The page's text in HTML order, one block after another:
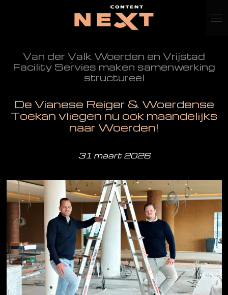
hoofdinhoud
Van der Valk Woerden en Vrijstad
Facility Servies maken samenwerking
structureel
De Vianese Reiger & Woerdense
Toekan vliegen nu ook maandelijks
naar Woerden!
31 maart 2026